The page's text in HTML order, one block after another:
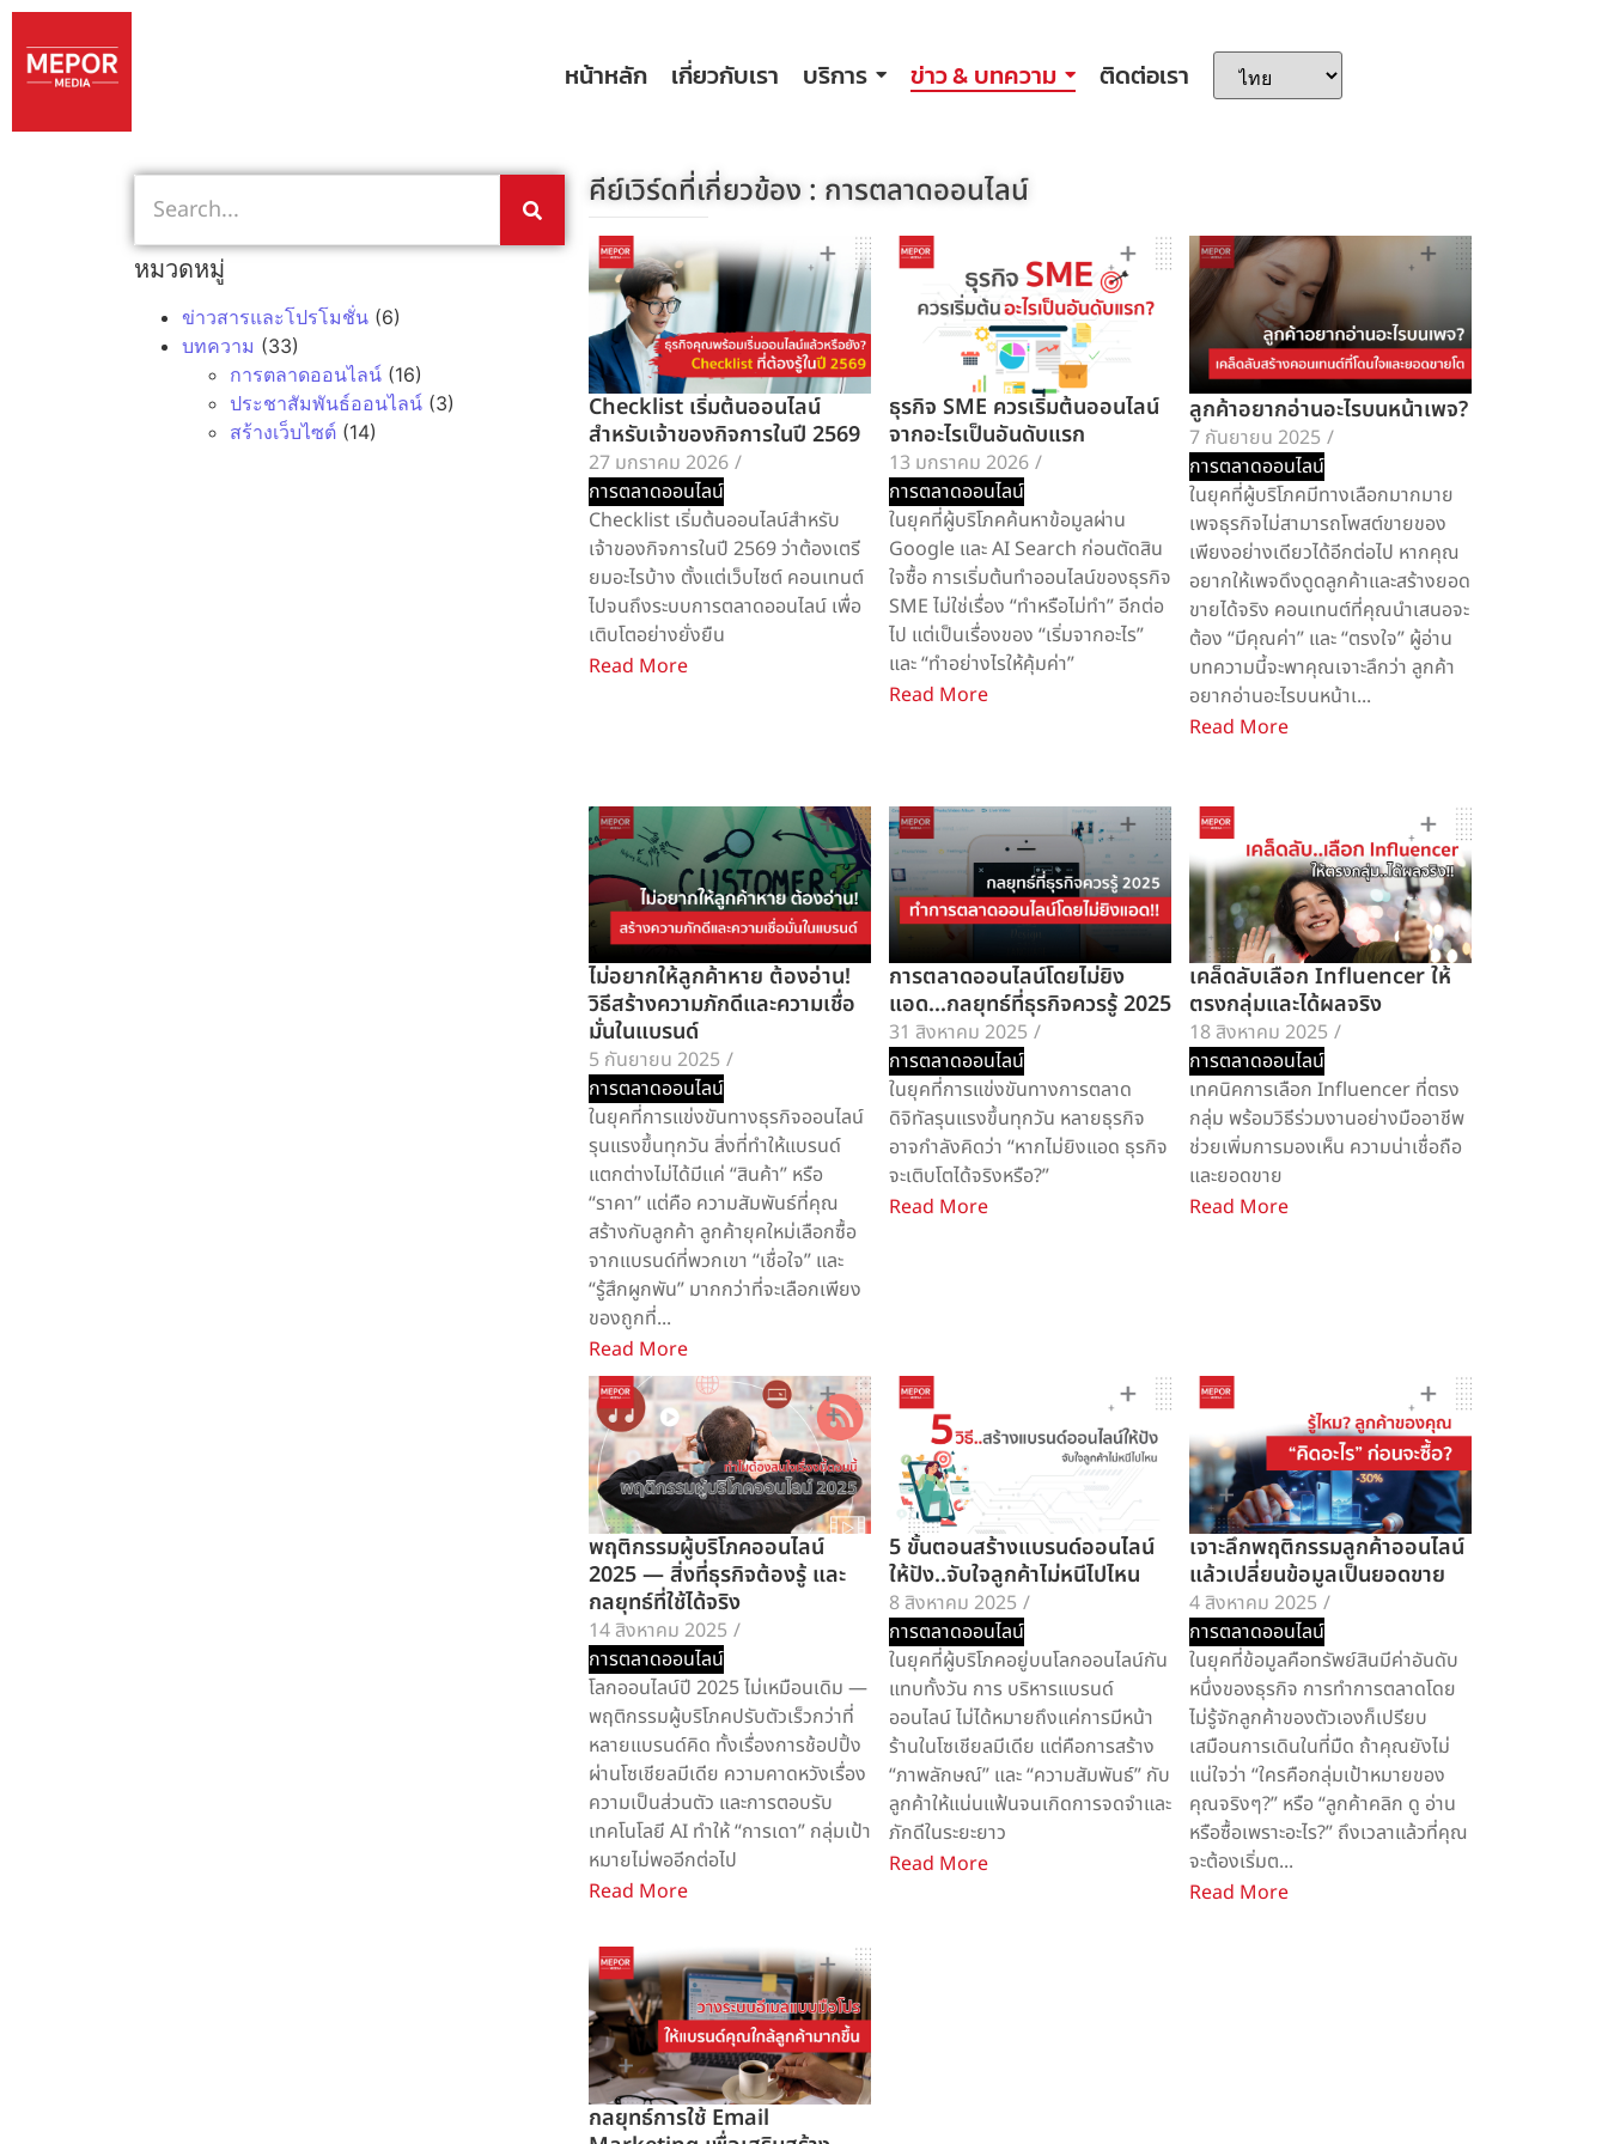
หน้าหลัก เกี่ยวกับเรา บริการ ข่าว & บทความ ติดต่อเรา
หมวดหมู่
ข่าวสารและโปรโมชั่น (6)
บทความ (33)
การตลาดออนไลน์ (16)
ประชาสัมพันธ์ออนไลน์ (3)
สร้างเว็บไซต์ (14)
คีย์เวิร์ดที่เกี่ยวข้อง : การตลาดออนไลน์
Checklist เริ่มต้นออนไลน์
สำหรับเจ้าของกิจการในปี 2569
27 มกราคม 2026 /
การตลาดออนไลน์
Checklist เริ่มต้นออนไลน์สำหรับ
เจ้าของกิจการในปี 2569 ว่าต้องเตรี
ยมอะไรบ้าง ตั้งแต่เว็บไซต์ คอนเทนต์
ไปจนถึงระบบการตลาดออนไลน์ เพื่อ
เติบโตอย่างยั่งยืน
Read More
ธุรกิจ SME ควรเริ่มต้นออนไลน์
จากอะไรเป็นอันดับแรก
13 มกราคม 2026 /
การตลาดออนไลน์
ในยุคที่ผู้บริโภคค้นหาข้อมูลผ่าน
Google และ AI Search ก่อนตัดสิน
ใจซื้อ การเริ่มต้นทำออนไลน์ของธุรกิจ
SME ไม่ใช่เรื่อง “ทำหรือไม่ทำ” อีกต่อ
ไป แต่เป็นเรื่องของ “เริ่มจากอะไร”
และ “ทำอย่างไรให้คุ้มค่า”
Read More
ลูกค้าอยากอ่านอะไรบนหน้าเพจ?
7 กันยายน 2025 /
การตลาดออนไลน์
ในยุคที่ผู้บริโภคมีทางเลือกมากมาย
เพจธุรกิจไม่สามารถโพสต์ขายของ
เพียงอย่างเดียวได้อีกต่อไป หากคุณ
อยากให้เพจดึงดูดลูกค้าและสร้างยอด
ขายได้จริง คอนเทนต์ที่คุณนำเสนอจะ
ต้อง “มีคุณค่า” และ “ตรงใจ” ผู้อ่าน
บทความนี้จะพาคุณเจาะลึกว่า ลูกค้า
อยากอ่านอะไรบนหน้าเ...
Read More
ไม่อยากให้ลูกค้าหาย ต้องอ่าน!
วิธีสร้างความภักดีและความเชื่อ
มั่นในแบรนด์
5 กันยายน 2025 /
การตลาดออนไลน์
ในยุคที่การแข่งขันทางธุรกิจออนไลน์
รุนแรงขึ้นทุกวัน สิ่งที่ทำให้แบรนด์
แตกต่างไม่ได้มีแค่ “สินค้า” หรือ
“ราคา” แต่คือ ความสัมพันธ์ที่คุณ
สร้างกับลูกค้า ลูกค้ายุคใหม่เลือกซื้อ
จากแบรนด์ที่พวกเขา “เชื่อใจ” และ
“รู้สึกผูกพัน” มากกว่าที่จะเลือกเพียง
ของถูกที่...
Read More
การตลาดออนไลน์โดยไม่ยิง
แอด…กลยุทธ์ที่ธุรกิจควรรู้ 2025
31 สิงหาคม 2025 /
การตลาดออนไลน์
ในยุคที่การแข่งขันทางการตลาด
ดิจิทัลรุนแรงขึ้นทุกวัน หลายธุรกิจ
อาจกำลังคิดว่า “หากไม่ยิงแอด ธุรกิจ
จะเติบโตได้จริงหรือ?”
Read More
เคล็ดลับเลือก Influencer ให้
ตรงกลุ่มและได้ผลจริง
18 สิงหาคม 2025 /
การตลาดออนไลน์
เทคนิคการเลือก Influencer ที่ตรง
กลุ่ม พร้อมวิธีร่วมงานอย่างมืออาชีพ
ช่วยเพิ่มการมองเห็น ความน่าเชื่อถือ
และยอดขาย
Read More
พฤติกรรมผู้บริโภคออนไลน์
2025 — สิ่งที่ธุรกิจต้องรู้ และ
กลยุทธ์ที่ใช้ได้จริง
14 สิงหาคม 2025 /
การตลาดออนไลน์
โลกออนไลน์ปี 2025 ไม่เหมือนเดิม —
พฤติกรรมผู้บริโภคปรับตัวเร็วกว่าที่
หลายแบรนด์คิด ทั้งเรื่องการช้อปปิ้ง
ผ่านโซเชียลมีเดีย ความคาดหวังเรื่อง
ความเป็นส่วนตัว และการตอบรับ
เทคโนโลยี AI ทำให้ “การเดา” กลุ่มเป้า
หมายไม่พออีกต่อไป
Read More
5 ขั้นตอนสร้างแบรนด์ออนไลน์
ให้ปัง..จับใจลูกค้าไม่หนีไปไหน
8 สิงหาคม 2025 /
การตลาดออนไลน์
ในยุคที่ผู้บริโภคอยู่บนโลกออนไลน์กัน
แทบทั้งวัน การ บริหารแบรนด์
ออนไลน์ ไม่ได้หมายถึงแค่การมีหน้า
ร้านในโซเชียลมีเดีย แต่คือการสร้าง
“ภาพลักษณ์” และ “ความสัมพันธ์” กับ
ลูกค้าให้แน่นแฟ้นจนเกิดการจดจำและ
ภักดีในระยะยาว
Read More
เจาะลึกพฤติกรรมลูกค้าออนไลน์
แล้วเปลี่ยนข้อมูลเป็นยอดขาย
4 สิงหาคม 2025 /
การตลาดออนไลน์
ในยุคที่ข้อมูลคือทรัพย์สินมีค่าอันดับ
หนึ่งของธุรกิจ การทำการตลาดโดย
ไม่รู้จักลูกค้าของตัวเองก็เปรียบ
เสมือนการเดินในที่มืด ถ้าคุณยังไม่
แน่ใจว่า “ใครคือกลุ่มเป้าหมายของ
คุณจริงๆ?” หรือ “ลูกค้าคลิก ดู อ่าน
หรือซื้อเพราะอะไร?” ถึงเวลาแล้วที่คุณ
จะต้องเริ่มต...
Read More
กลยุทธ์การใช้ Email